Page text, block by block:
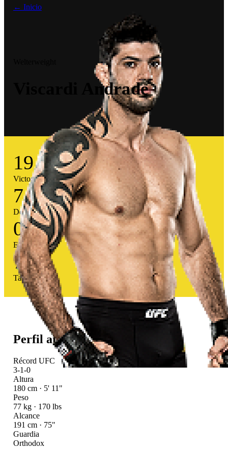
← Inicio
Viscardi Andrade
19
Victorias
7
Derrotas
0
Empates
73%
Tasa victoria
Perfil atlético
Récord UFC
3-1-0
Altura
180 cm · 5' 11"
Peso
77 kg · 170 lbs
Alcance
191 cm · 75"
Guardia
Orthodox